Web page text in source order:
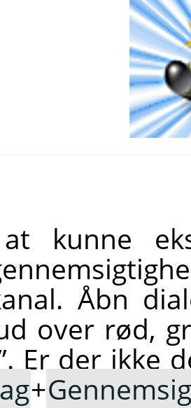
kunne
Åbn
over rød,
. Er der ikke
+